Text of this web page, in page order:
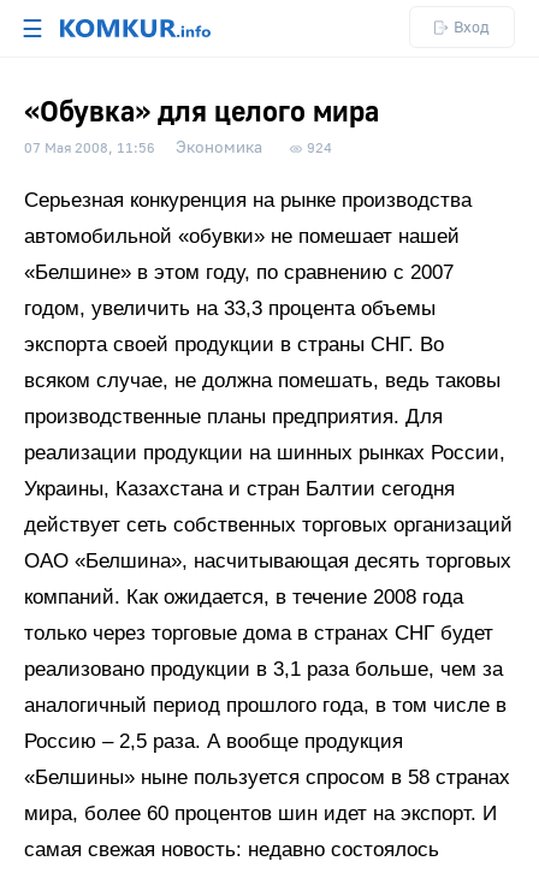
☰ Вход
«Обувка» для целого мира
07 Мая 2008, 11:56 Экономика 924
Серьезная конкуренция на рынке производства
автомобильной «обувки» не помешает нашей
«Белшине» в этом году, по сравнению с 2007
годом, увеличить на 33,3 процента объемы
экспорта своей продукции в страны СНГ. Во
всяком случае, не должна помешать, ведь таковы
производственные планы предприятия. Для
реализации продукции на шинных рынках России,
Украины, Казахстана и стран Балтии сегодня
действует сеть собственных торговых организаций
ОАО «Белшина», насчитывающая десять торговых
компаний. Как ожидается, в течение 2008 года
только через торговые дома в странах СНГ будет
реализовано продукции в 3,1 раза больше, чем за
аналогичный период прошлого года, в том числе в
Россию – 2,5 раза. А вообще продукция
«Белшины» ныне пользуется спросом в 58 странах
мира, более 60 процентов шин идет на экспорт. И
самая свежая новость: недавно состоялось